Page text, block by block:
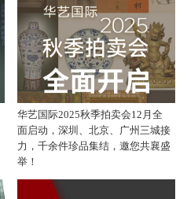
华艺国际2025秋季拍卖会12月全
面启动，深圳、北京、广州三城接
力，千余件珍品集结，邀您共襄盛
举！